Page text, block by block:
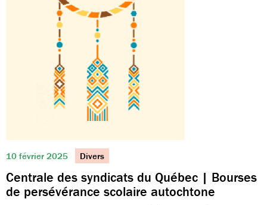
10 février 2025 Divers
Centrale des syndicats du Québec | Bourses
de persévérance scolaire autochtone